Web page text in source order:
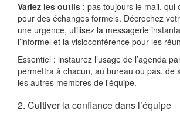
Variez les outils : pas toujours le mail, qui
pour des échanges formels. Décrochez
une urgence, utilisez la messagerie
l’informel et la visioconférence pour les
Essentiel : instaurez l’usage de l’agenda
permettra à chacun, au bureau ou pas, de
les autres membres de l’équipe.
2. Cultiver la confiance dans l’équipe